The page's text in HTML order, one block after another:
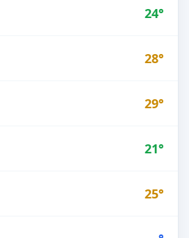
24°
28°
29°
21°
25°